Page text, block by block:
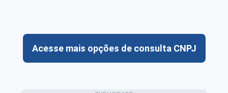
Acesse mais opções de consulta CNPJ